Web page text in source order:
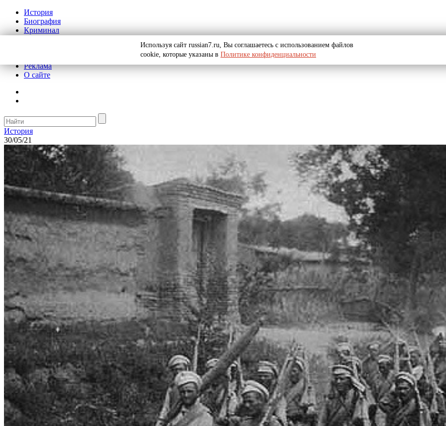
История
Биография
Криминал
Реклама
О сайте
История
30/05/21
Используя сайт russian7.ru, Вы соглашаетесь с использованием файлов
cookie, которые указаны в Политике конфиденциальности